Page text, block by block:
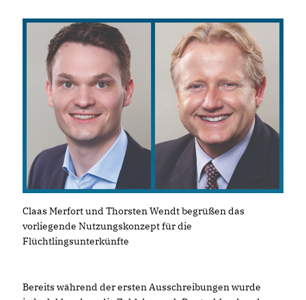
Claas Merfort und Thorsten Wendt begrüßen das
vorliegende Nutzungskonzept für die
Flüchtlingsunterkünfte
Bereits während der ersten Ausschreibungen wurde